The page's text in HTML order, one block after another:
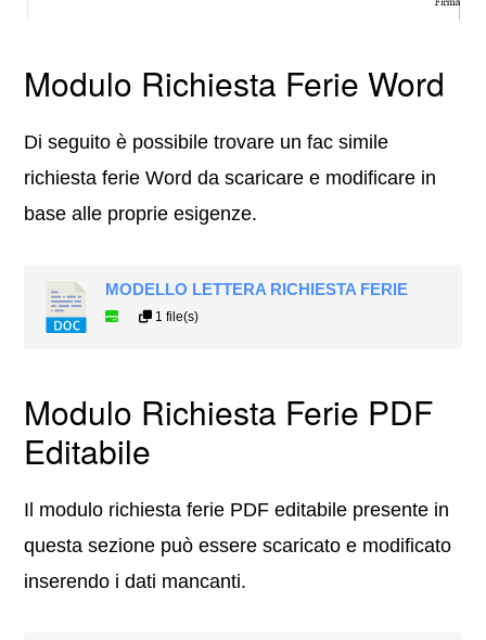
Modulo Richiesta Ferie Word
Di seguito è possibile trovare un fac simile
richiesta ferie Word da scaricare e modificare in
base alle proprie esigenze.
MODELLO LETTERA RICHIESTA FERIE
1 file(s)
Modulo Richiesta Ferie PDF
Editabile
Il modulo richiesta ferie PDF editabile presente in
questa sezione può essere scaricato e modificato
inserendo i dati mancanti.